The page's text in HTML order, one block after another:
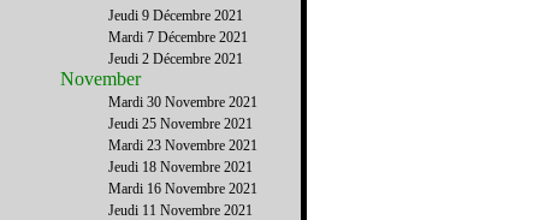
Jeudi 9 Décembre 2021
Mardi 7 Décembre 2021
Jeudi 2 Décembre 2021
November
Mardi 30 Novembre 2021
Jeudi 25 Novembre 2021
Mardi 23 Novembre 2021
Jeudi 18 Novembre 2021
Mardi 16 Novembre 2021
Jeudi 11 Novembre 2021